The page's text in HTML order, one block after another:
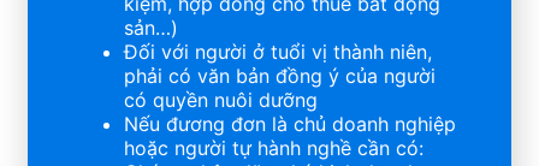
sản…)
Đối với người ở tuổi vị thành niên,
phải có văn bản đồng ý của người
có quyền nuôi dưỡng
Nếu đương đơn là chủ doanh nghiệp
hoặc người tự hành nghề cần có: